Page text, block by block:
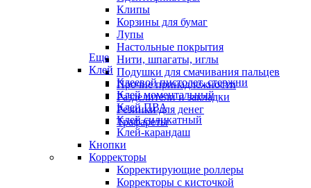
Клипы
Корзины для бумаг
Лупы
Настольные покрытия
Нити, шпагаты, иглы
Подушки для смачивания пальцев
Прочие принадлежности
Разделители и закладки
Резинки для денег
Трафареты
Еще
Клей
Клеевой пистолет, стержни
Клей моментальный
Клей ПВА
Клей силикатный
Клей-карандаш
Кнопки
Корректоры
Корректирующие роллеры
Корректоры с кисточкой